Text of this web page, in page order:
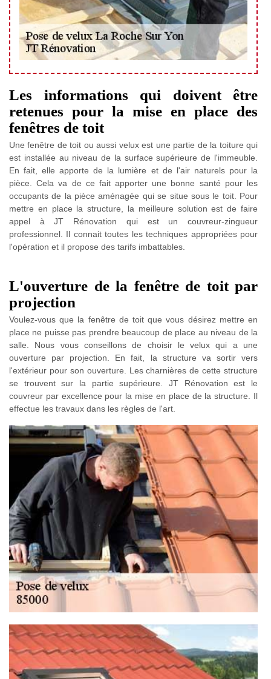
Les informations qui doivent être
retenues pour la mise en place des
fenêtres de toit
Une fenêtre de toit ou aussi velux est une partie de la toiture qui
est installée au niveau de la surface supérieure de l'immeuble.
En fait, elle apporte de la lumière et de l'air naturels pour la
pièce. Cela va de ce fait apporter une bonne santé pour les
occupants de la pièce aménagée qui se situe sous le toit. Pour
mettre en place la structure, la meilleure solution est de faire
appel à JT Rénovation qui est un couvreur-zingueur
professionnel. Il connait toutes les techniques appropriées pour
l'opération et il propose des tarifs imbattables.
L'ouverture de la fenêtre de toit par
projection
Voulez-vous que la fenêtre de toit que vous désirez mettre en
place ne puisse pas prendre beaucoup de place au niveau de la
salle. Nous vous conseillons de choisir le velux qui a une
ouverture par projection. En fait, la structure va sortir vers
l'extérieur pour son ouverture. Les charnières de cette structure
se trouvent sur la partie supérieure. JT Rénovation est le
couvreur par excellence pour la mise en place de la structure. Il
effectue les travaux dans les règles de l'art.